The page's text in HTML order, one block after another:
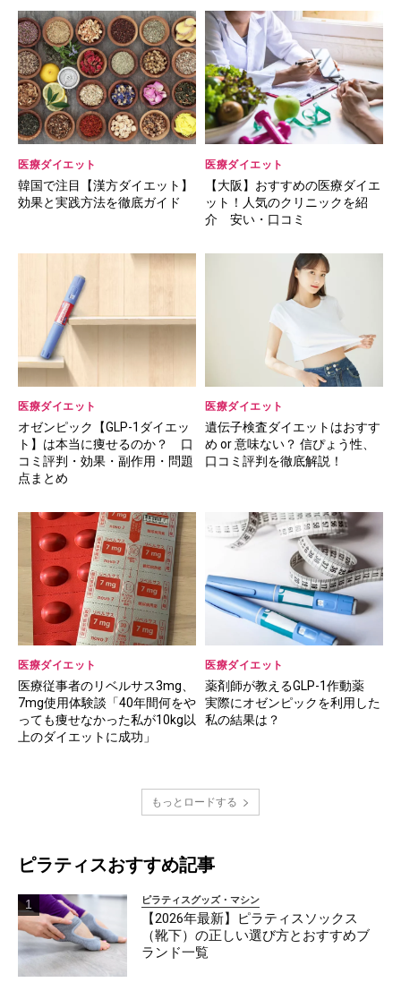
医療ダイエット
韓国で注目【漢方ダイエット】
効果と実践方法を徹底ガイド
医療ダイエット
【大阪】おすすめの医療ダイエ
ット！人気のクリニックを紹
介 安い・口コミ
医療ダイエット
オゼンピック【GLP-1ダイエッ
ト】は本当に痩せるのか？ 口
コミ評判・効果・副作用・問題
点まとめ
医療ダイエット
遺伝子検査ダイエットはおすす
め or 意味ない？ 信ぴょう性、
口コミ評判を徹底解説！
医療ダイエット
医療従事者のリベルサス3mg、
7mg使用体験談「40年間何をや
っても痩せなかった私が10kg以
上のダイエットに成功」
医療ダイエット
薬剤師が教えるGLP-1作動薬
実際にオゼンピックを利用した
私の結果は？
もっとロードする
ピラティスおすすめ記事
ピラティスグッズ・マシン
【2026年最新】ピラティスソックス
（靴下）の正しい選び方とおすすめブ
ランド一覧